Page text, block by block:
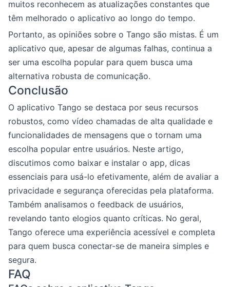
muitos reconhecem as atualizações constantes que
têm melhorado o aplicativo ao longo do tempo.
Portanto, as opiniões sobre o Tango são mistas. É um
aplicativo que, apesar de algumas falhas, continua a
ser uma escolha popular para quem busca uma
alternativa robusta de comunicação.
Conclusão
O aplicativo Tango se destaca por seus recursos
robustos, como vídeo chamadas de alta qualidade e
funcionalidades de mensagens que o tornam uma
escolha popular entre usuários. Neste artigo,
discutimos como baixar e instalar o app, dicas
essenciais para usá-lo efetivamente, além de avaliar a
privacidade e segurança oferecidas pela plataforma.
Também analisamos o feedback de usuários,
revelando tanto elogios quanto críticas. No geral,
Tango oferece uma experiência acessível e completa
para quem busca conectar-se de maneira simples e
segura.
FAQ